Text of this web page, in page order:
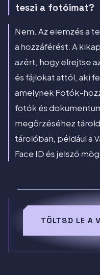
teszi a fotóimat?
Nem. Az elemzés a
a hozzáférést. A
azért, hogy elrejtse
és fájlokat attól, aki
amelynek Fotók-
fotók és
megőrzéséhez
tárolóban, például a
Face ID és jelszó
TÖLTSD LE A